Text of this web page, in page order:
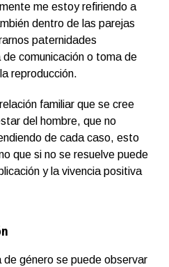
me estoy refiriendo a
dentro de las parejas
paternidades
comunicación o toma de
reproducción.
familiar que se cree
del hombre, que no
de cada caso, esto
que si no se resuelve puede
y la vivencia positiva
de género se puede observar